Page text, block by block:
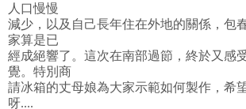
人口慢慢
減少，以及自己長年住在外地的關係，包
家算是已
經成絕響了。這次在南部過節，終於又感
覺。特別商
請冰箱的丈母娘為大家示範如何製作，希
呀....